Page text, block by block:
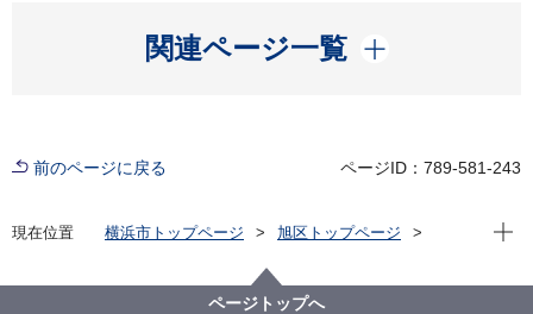
関連ページ一覧
開く
前のページに戻る ページID：789-581-243
現在位置 横浜市トップページ
旭区トップページ
現在
ページトップへ